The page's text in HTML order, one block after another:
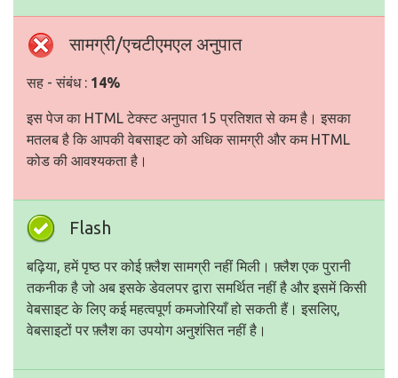
सामग्री/एचटीएमएल अनुपात
सह - संबंध : 14%
इस पेज का HTML टेक्स्ट अनुपात 15 प्रतिशत से कम है। इसका
मतलब है कि आपकी वेबसाइट को अधिक सामग्री और कम HTML
कोड की आवश्यकता है।
Flash
बढ़िया, हमें पृष्ठ पर कोई फ़्लैश सामग्री नहीं मिली। फ़्लैश एक पुरानी
तकनीक है जो अब इसके डेवलपर द्वारा समर्थित नहीं है और इसमें किसी
वेबसाइट के लिए कई महत्वपूर्ण कमजोरियाँ हो सकती हैं। इसलिए,
वेबसाइटों पर फ़्लैश का उपयोग अनुशंसित नहीं है।